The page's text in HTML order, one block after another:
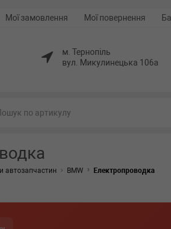
Мої замовлення Мої повернення
м. Тернопіль
вул. Микулинецька 106а
автозапчастин BMW Електропроводка